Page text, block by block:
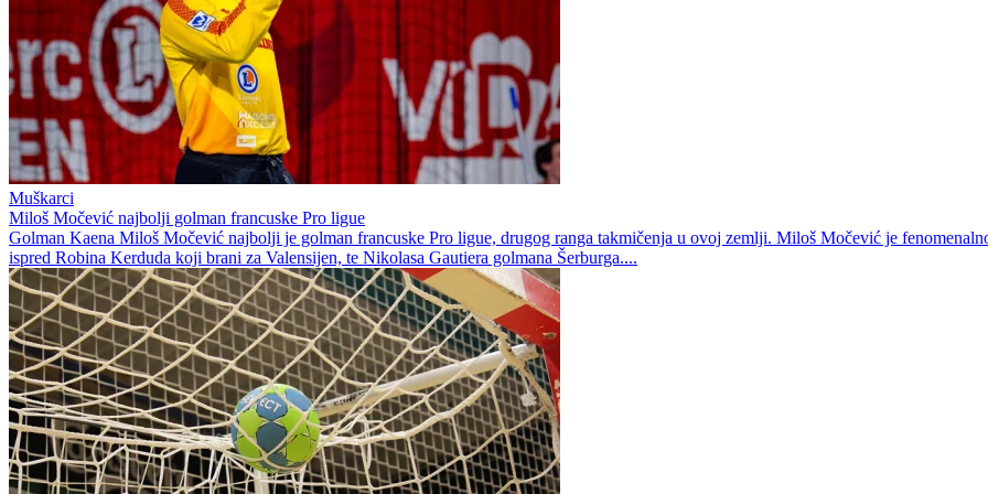
Muškarci
Miloš Močević najbolji golman francuske Pro ligue
Golman Kaena Miloš Močević najbolji je golman francuske Pro ligue, drugog ranga takmičenja u ovoj zemlji. Miloš Močević je
ispred Robina Kerduda koji brani za Valensijen, te Nikolasa Gautiera golmana Šerburga....